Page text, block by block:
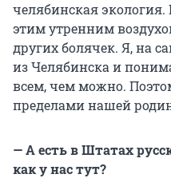
челябинская экология.
этим утренним
других болячек. Я, на
из Челябинска и
всем, чем можно.
пределами нашей
— А есть в Штатах
как у нас тут?